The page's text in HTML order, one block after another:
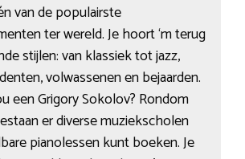
van de populairste
ter wereld. Je hoort ‘m terug
stijlen: van klassiek tot jazz,
volwassenen en bejaarden.
een Grigory Sokolov? Rondom
er diverse muziekscholen
pianolessen kunt boeken. Je